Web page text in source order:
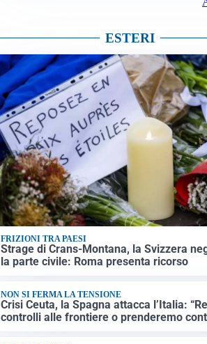
ESTERI
FRIZIONI TRA PAESI
Strage di Crans-Montana, la Svizzera
la parte civile: Roma presenta ricorso
NON SI FERMA LA TENSIONE
Crisi Ceuta, la Spagna attacca l’Italia:
controlli alle frontiere o prenderemo